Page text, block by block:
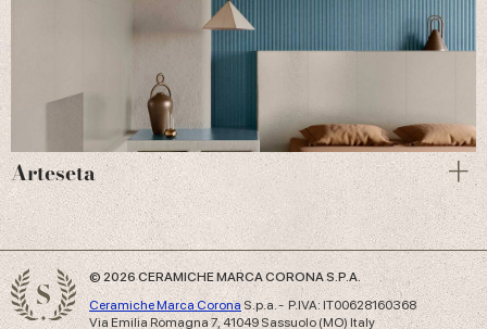
Arteseta
© 2026 CERAMICHE MARCA CORONA S.P.A.
Ceramiche Marca CoronaS.p.a. - P.IVA: IT00628160368
Via Emilia Romagna 7, 41049 Sassuolo (MO) Italy